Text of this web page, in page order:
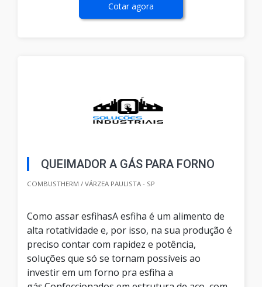
Cotar agora
QUEIMADOR A GÁS PARA FORNO
COMBUSTHERM / VÁRZEA PAULISTA - SP
Como assar esfihasA esfiha é um alimento de
alta rotatividade e, por isso, na sua produção é
preciso contar com rapidez e potência,
soluções que só se tornam possíveis ao
investir em um forno pra esfiha a